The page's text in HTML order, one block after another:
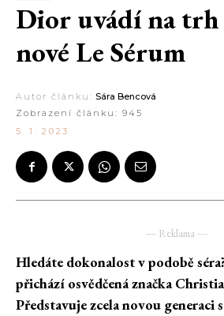
Dior uvádí na trh
nové Le Sérum
Autor článku: Sára Bencová
Zobrazení článku: 945
5. 1. 2023
― Reklama ―
Hledáte dokonalost v podobě
přichází osvědčená značka
Představuje zcela novou generaci